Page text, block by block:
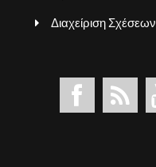
Διαχείριση Σχέσεων